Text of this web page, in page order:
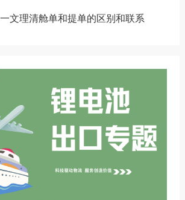
文理清舱单和提单的区别和联系